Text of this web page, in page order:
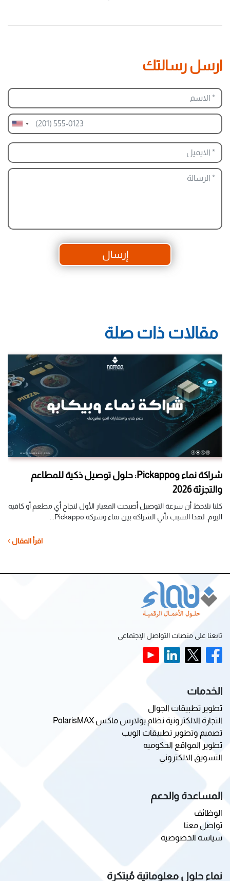
ارسل رسالتك
إرسال
مقالات ذات صلة
شراكة نماء وPickappo: حلول توصيل ذكية للمطاعم
والتجزئة 2026
كلنا نلاحظ أن سرعة التوصيل أصبحت المعيار الأول لنجاح أي مطعم أو كافيه
اليوم. لهذا السبب تأتي الشراكة بين نماء وشركة Pickappo...
اقرأ المقال
تابعنا على منصات التواصل الإجتماعي
الخدمات
تطوير تطبيقات الجوال
التجارة الالكترونية نظام بولارس ماكس PolarisMAX
تصميم وتطوير تطبيقات الويب
تطوير المواقع الحكوميه
التسويق الالكتروني
المساعدة والدعم
الوظائف
تواصل معنا
سياسة الخصوصية
نماء حلول معلوماتية مُبتكرة